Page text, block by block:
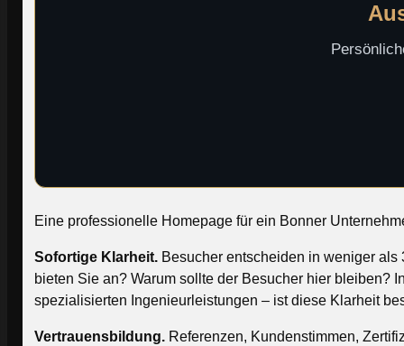
Eine professionelle Homepage für ein Bonner
Sofortige Klarheit. Besucher entscheiden in weniger
bieten Sie an? Warum sollte der Besucher hier bleiben?
spezialisierten Ingenieurleistungen – ist diese Klarheit
Vertrauensbildung. Referenzen, Kundenstimmen,